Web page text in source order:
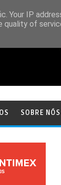
SOBRE NÓS
Your IP
quality of